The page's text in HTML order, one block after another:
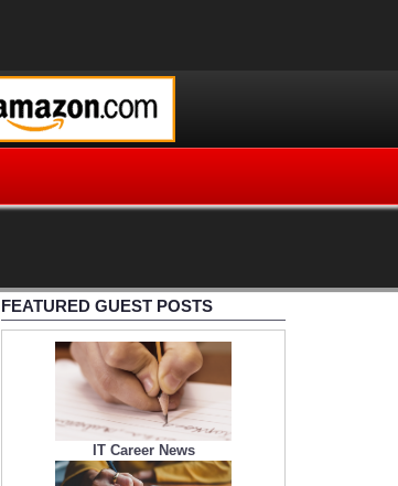
FEATURED GUEST POSTS
IT Career News